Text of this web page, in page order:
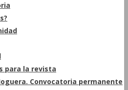
para la revista
Convocatoria permanente